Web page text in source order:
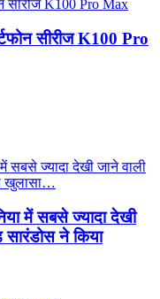
सीरीज K100 Pro
में सबसे ज्यादा देखी
सारंडोस ने किया